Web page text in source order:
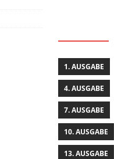
1. AUSGABE
4. AUSGABE
7. AUSGABE
10. AUSGABE
13. AUSGABE